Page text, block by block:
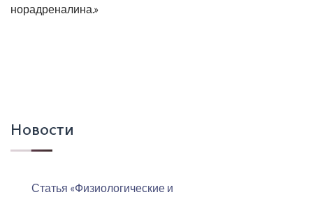
норадреналина.»
Новости
Статья «Физиологические и